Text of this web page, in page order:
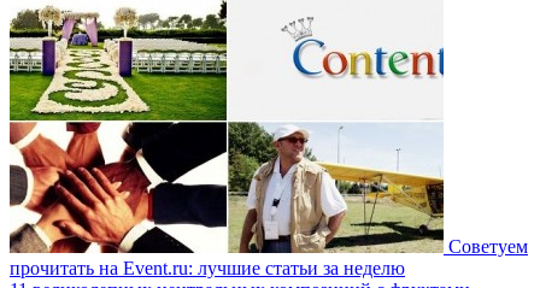
Советуем
прочитать на Event.ru: лучшие статьи за неделю